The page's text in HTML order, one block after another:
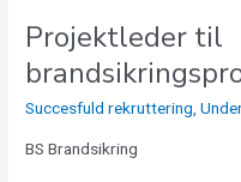
Projektleder til
Succesfuld rekruttering ,
BS Brandsikring